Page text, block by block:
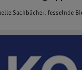
Sachbücher, fesselnde